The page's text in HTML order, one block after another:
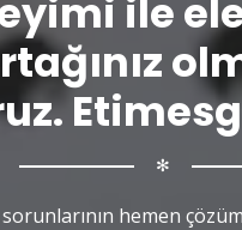
ile
✻
hemen